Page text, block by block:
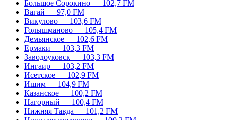
Большое Сорокино — 102,7 FM
Вагай — 97,0 FM
Викулово — 103,6 FM
Голышманово — 105,4 FM
Демьянское — 102,6 FM
Ермаки — 103,3 FM
Заводоуковск — 103,3 FM
Ингаир — 103,2 FM
Исетское — 102,9 FM
Ишим — 104,9 FM
Казанское — 100,2 FM
Нагорный — 100,4 FM
Нижняя Тавда — 101,2 FM